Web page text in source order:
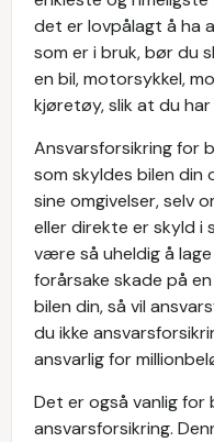
det er lovpålagt å ha
som er i bruk, bør du
en bil, motorsykkel,
kjøretøy, slik at du
Ansvarsforsikring for
som skyldes bilen din
sine omgivelser, selv
eller direkte er skyld i
være så uheldig å
forårsake skade på
bilen din, så vil
du ikke
ansvarlig for
Det er også vanlig for
ansvarsforsikring.